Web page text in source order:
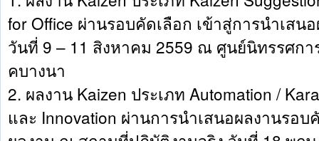
for Office ผ่านรอบคัดเลือก เข้าสู่การนำเสน
วันที่ 9 – 11 สิงหาคม 2559 ณ ศูนย์นิทรรศกา
คบางนา
2. ผลงาน Kaizen ประเภท Automation /
และ Innovation ผ่านการนำเสนอผลงานรอบ